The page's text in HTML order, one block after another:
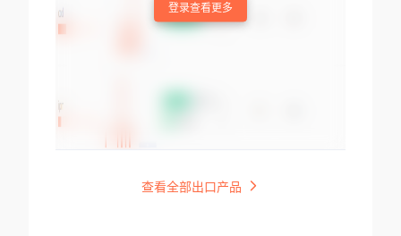
登录查看更多
查看全部出口产品